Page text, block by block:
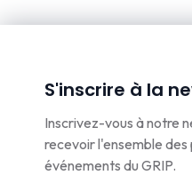
S'inscrire à la
Inscrivez-vous à notre
recevoir l'ensemble
événements du GRIP.